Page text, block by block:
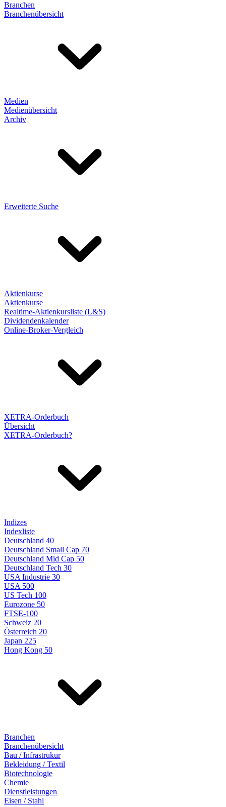
Branchen
Branchenübersicht
Medien
Medienübersicht
Archiv
Erweiterte Suche
Aktienkurse
Aktienkurse
Realtime-Aktienkursliste (L&S)
Dividendenkalender
Online-Broker-Vergleich
XETRA-Orderbuch
Übersicht
XETRA-Orderbuch?
Indizes
Indexliste
Deutschland 40
Deutschland Small Cap 70
Deutschland Mid Cap 50
Deutschland Tech 30
USA Industrie 30
USA 500
US Tech 100
Eurozone 50
FTSE-100
Schweiz 20
Österreich 20
Japan 225
Hong Kong 50
Branchen
Branchenübersicht
Bau / Infrastrukur
Bekleidung / Textil
Biotechnologie
Chemie
Dienstleistungen
Eisen / Stahl